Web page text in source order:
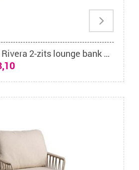
Tierra Outdoor Rivera 2-zits lounge bank champagne